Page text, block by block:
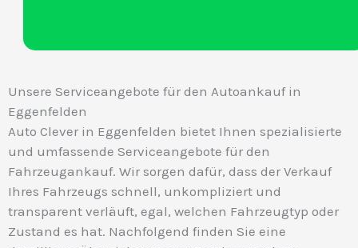
Unsere Serviceangebote für den Autoankauf in
Eggenfelden
Auto Clever in Eggenfelden bietet Ihnen spezialisierte
und umfassende Serviceangebote für den
Fahrzeugankauf. Wir sorgen dafür, dass der Verkauf
Ihres Fahrzeugs schnell, unkompliziert und
transparent verläuft, egal, welchen Fahrzeugtyp oder
Zustand es hat. Nachfolgend finden Sie eine